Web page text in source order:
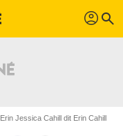
profil search
Erin Jessica Cahill dit Erin Cahill